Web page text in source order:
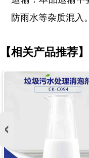
防雨水等杂质混入。
【相关产品推荐】